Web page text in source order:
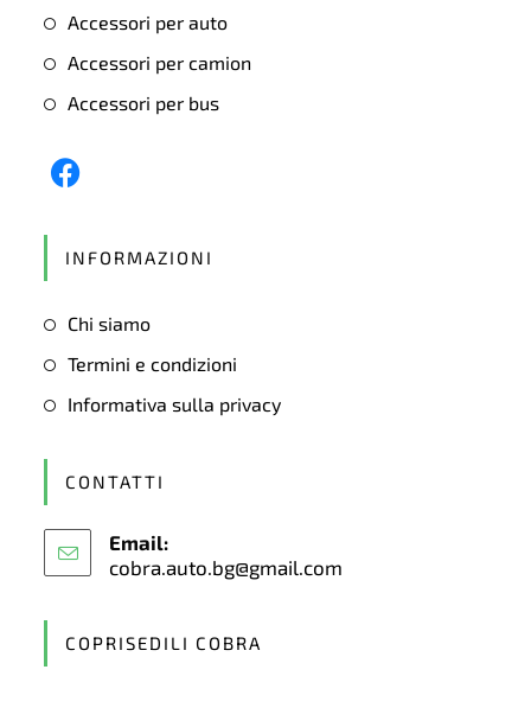
Accessori per auto
Accessori per camion
Accessori per bus
tab
INFORMAZIONI
Chi siamo
Termini e condizioni
Informativa sulla privacy
CONTATTI
Email:
cobra.auto.bg@gmail.com
COPRISEDILI COBRA